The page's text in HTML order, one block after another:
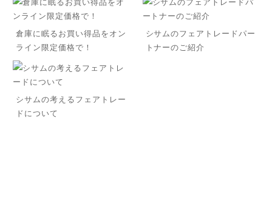
倉庫に眠るお買い得品をオン
ライン限定価格で！
シサムのフェアトレードパー
トナーのご紹介
シサムの考えるフェアトレー
ドについて